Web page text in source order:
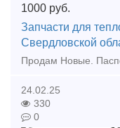
1000 руб.
Запчасти для
Свердловской
24.02.25
330
0